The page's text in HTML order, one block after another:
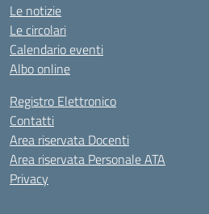
Le notizie
Le circolari
Calendario eventi
Albo online
Registro Elettronico
Contatti
Area riservata Docenti
Area riservata Personale ATA
Privacy